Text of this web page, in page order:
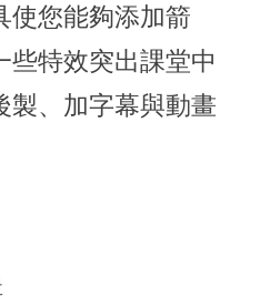
使您能夠添加箭
些特效突出課堂中
製、加字幕與動畫